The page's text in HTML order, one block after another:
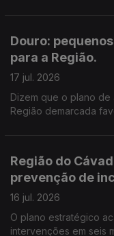
Douro:
para a Região.
17 jul. 2026
Dizem que o plano
Região demarcada
Região do
prevenção de
16 jul. 2026
O plano estratégico
intervenções em seis